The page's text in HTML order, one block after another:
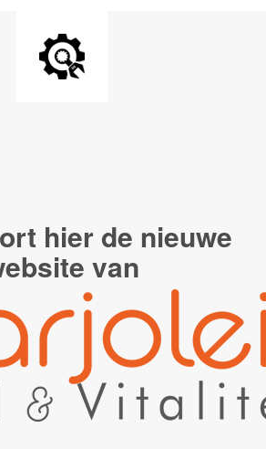
hier de nieuwe
van